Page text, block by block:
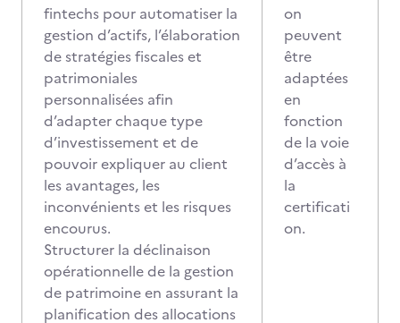
fintechs pour automatiser la
gestion d’actifs, l’élaboration
de stratégies fiscales et
patrimoniales
personnalisées afin
d’adapter chaque type
d’investissement et de
pouvoir expliquer au client
les avantages, les
inconvénients et les risques
encourus.
Structurer la déclinaison
opérationnelle de la gestion
de patrimoine en assurant la
planification des allocations
on
peuvent
être
adaptées
en
fonction
de la voie
d’accès à
la
certificati
on.